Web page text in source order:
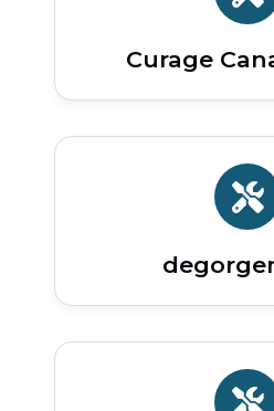
Curage